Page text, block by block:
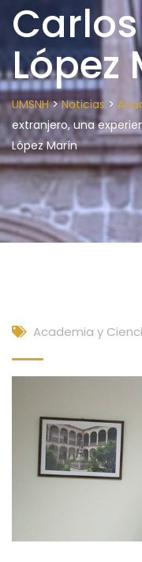
López
UMSNH>Noticias >
extranjero, una
López Marín
Academia y